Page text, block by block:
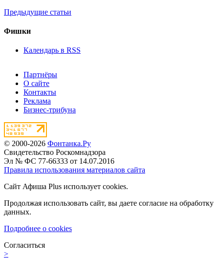
Предыдущие статьи
Фишки
Календарь в RSS
Партнёры
О сайте
Контакты
Реклама
Бизнес-трибуна
© 2000-2026 Фонтанка.Ру
Свидетельство Роскомнадзора
Эл № ФС 77-66333 от 14.07.2016
Правила использования материалов сайта
Сайт Афиша Plus использует cookies.
Продолжая использовать сайт, вы даете согласие на обработку
данных.
Подробнее о cookies
Согласиться
>